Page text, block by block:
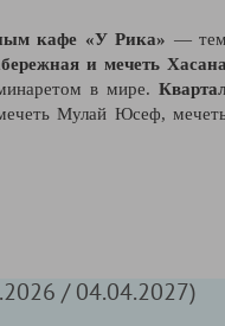
кафе «У Рика» —
и мечеть
в мире.
Мулай Юсеф,
/ 04.04.2027)